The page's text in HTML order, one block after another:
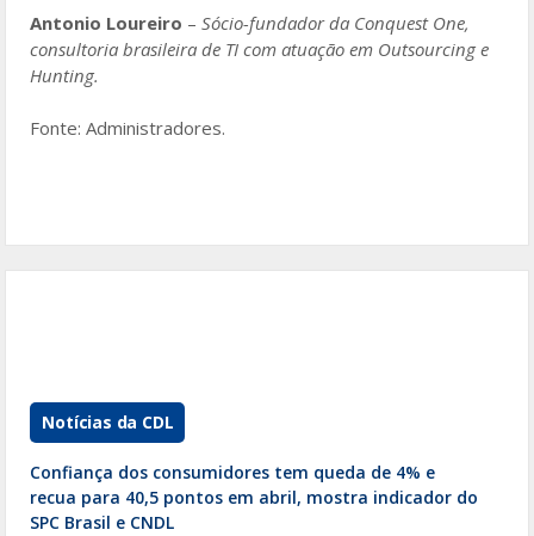
Antonio Loureiro –Sócio-fundador da Conquest One,
consultoria brasileira de TI com atuação em Outsourcing e
Hunting.
Fonte: Administradores.
Notícias da CDL
Confiança dos consumidores tem queda de 4% e
recua para 40,5 pontos em abril, mostra indicador do
SPC Brasil e CNDL